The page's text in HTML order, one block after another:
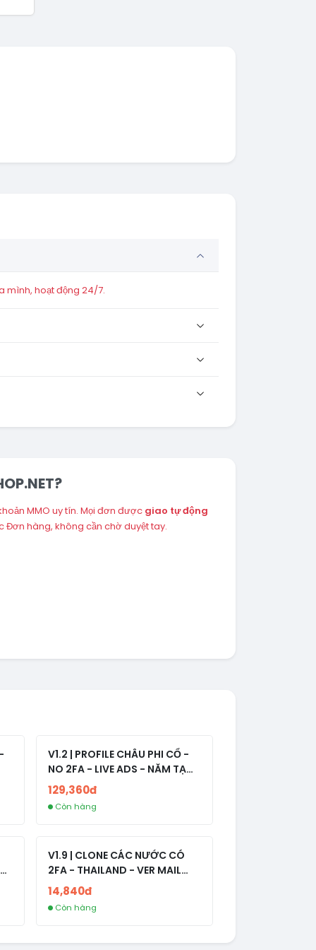
mình, hoạt động 24/7.
MMO uy tín. Mọi đơn được giao tự động
Đơn hàng, không cần chờ duyệt tay.
V1.2 | PROFILE CHÂU PHI CỔ -
NO 2FA - LIVE ADS - NĂM TẠO
2008-2024
129,360đ
Còn hàng
V1.9 | CLONE CÁC NƯỚC CÓ
2FA - THAILAND - VER MAIL
FVIAINBOXES.COM - CLONE
NEW KHÔNG BẢO HÀNH LOCAL
14,840đ
Còn hàng